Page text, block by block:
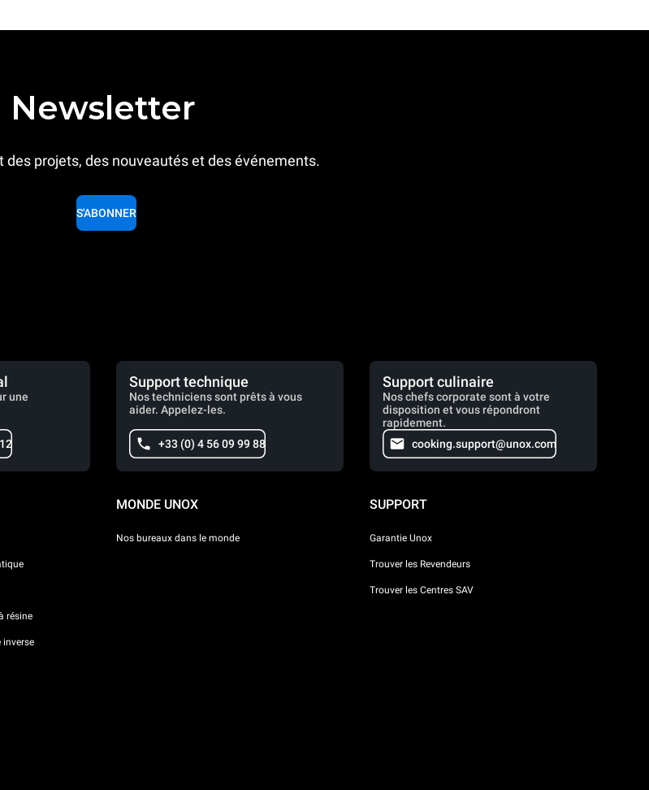
Newsletter
des projets, des nouveautés et des événements.
S'ABONNER
une
Support technique
Nos techniciens sont prêts à vous
aider. Appelez-les.
+33 (0) 4 56 09 99 88
Support culinaire
Nos chefs corporate sont à votre
disposition et vous répondront
rapidement.
cooking.support@unox.com
résine
inverse
MONDE UNOX
Nos bureaux dans le monde
SUPPORT
Garantie Unox
Trouver les Revendeurs
Trouver les Centres SAV